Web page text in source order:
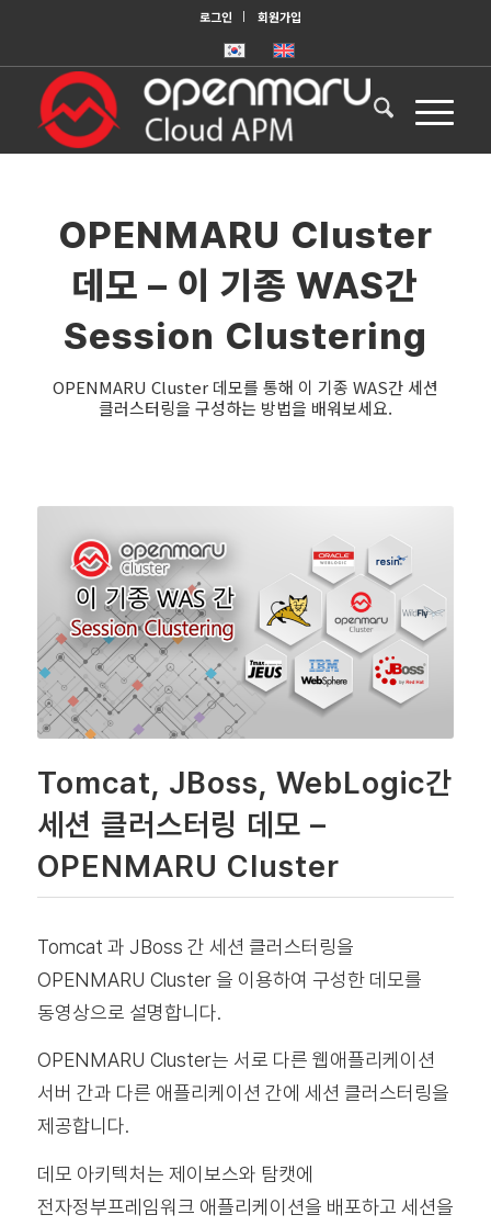
로그인 회원가입
OPENMARU Cluster
데모 – 이 기종 WAS간
Session Clustering
OPENMARU Cluster 데모를 통해 이 기종 WAS간 세션
클러스터링을 구성하는 방법을 배워보세요.
Tomcat, JBoss, WebLogic간
세션 클러스터링 데모 –
OPENMARU Cluster
Tomcat 과 JBoss 간 세션 클러스터링을
OPENMARU Cluster 을 이용하여 구성한 데모를
동영상으로 설명합니다.
OPENMARU Cluster는 서로 다른 웹애플리케이션
서버 간과 다른 애플리케이션 간에 세션 클러스터링을
제공합니다.
데모 아키텍처는 제이보스와 탐캣에
전자정부프레임워크 애플리케이션을 배포하고 세션을